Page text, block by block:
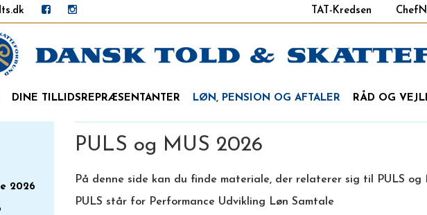
TAT-Kredsen
DINE TILLIDSREPRÆSENTANTER LØN, PENSION OG AFTALER RÅD OG
2026
PULS og MUS 2026
På denne side kan du finde materiale, der relaterer sig til PULS og
PULS står for Performance Udvikling Løn Samtale